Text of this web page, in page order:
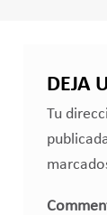
DEJA
Tu